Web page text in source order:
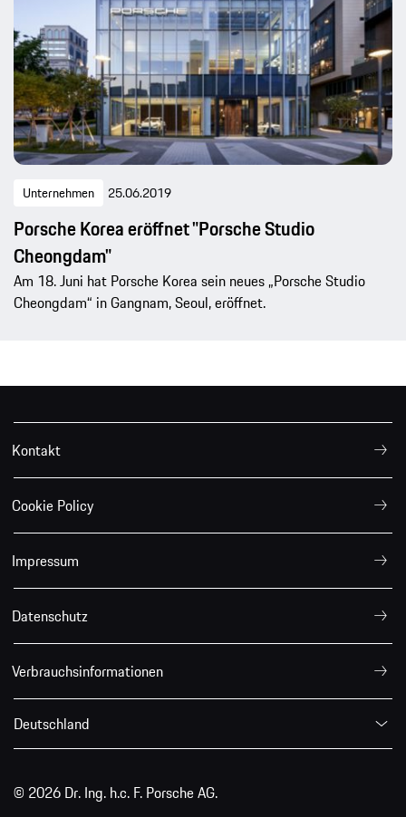
Unternehmen 25.06.2019
Porsche Korea eröffnet "Porsche Studio
Cheongdam"
Am 18. Juni hat Porsche Korea sein neues „Porsche Studio
Cheongdam“ in Gangnam, Seoul, eröffnet.
Kontakt
Cookie Policy
Impressum
Datenschutz
Verbrauchsinformationen
Deutschland
© 2026 Dr. Ing. h.c. F. Porsche AG.